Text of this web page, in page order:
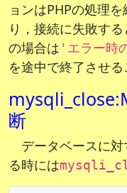
ョンはPHPの処理
り，接続に失敗す
の場合は 'エラー時
を途中で終了させる
断
データベースに
る時には